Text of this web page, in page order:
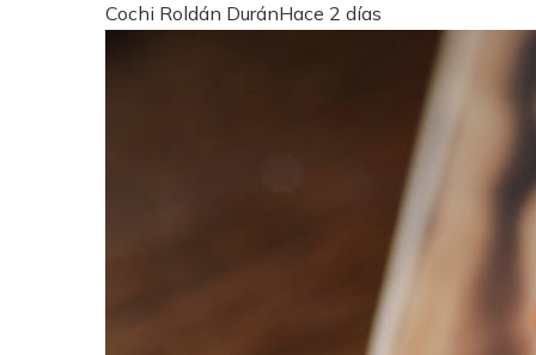
Cochi Roldán DuránHace 2 días